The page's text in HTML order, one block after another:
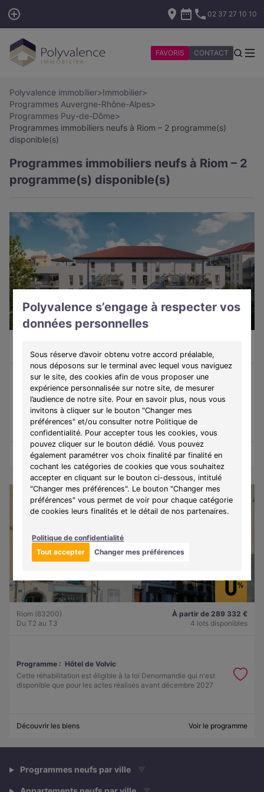
Polyvalence s’engage à respecter vos
données personnelles
Sous réserve d’avoir obtenu votre accord préalable,
nous déposons sur le terminal avec lequel vous naviguez
sur le site, des cookies afin de vous proposer une
expérience personnalisée sur notre site, de mesurer
l’audience de notre site. Pour en savoir plus, nous vous
invitons à cliquer sur le bouton "Changer mes
préférences" et/ou consulter notre Politique de
confidentialité. Pour accepter tous les cookies, vous
pouvez cliquer sur le bouton dédié. Vous pouvez
également paramétrer vos choix finalité par finalité en
cochant les catégories de cookies que vous souhaitez
accepter en cliquant sur le bouton ci-dessous, intitulé
"Changer mes préférences". Le bouton "Changer mes
préférences" vous permet de voir pour chaque catégorie
de cookies leurs finalités et le détail de nos partenaires.
Politique de confidentialité
Tout accepter
Changer mes préférences
02 37 27 10 10
FAVORIS CONTACT
Polyvalence immobilier>Immobilier>
Programmes Auvergne-Rhône-Alpes>
Programmes Puy-de-Dôme>
Programmes immobiliers neufs à Riom – 2 programme(s)
disponible(s)
Programmes immobiliers neufs à Riom – 2
programme(s) disponible(s)
Du T1 au T5
23 lots disponibles
Programme : Les Jardins d'Ora
Découvrez une résidence contemporaine à Riom, alliant confort,
accessibilité et qualité de vie.
Découvrir les biens Voir le programme
Riom (63200)
Du T2 au T3
À partir de 289 332 €
4 lots disponibles
Programme : Hôtel de Volvic
Cette réhabilitation est éligible à la loi Denormandie qui n'est
disponible que pour les actes réalisés avant décembre 2027
Découvrir les biens Voir le programme
Programmes neufs par ville